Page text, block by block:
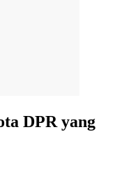
DPR yang